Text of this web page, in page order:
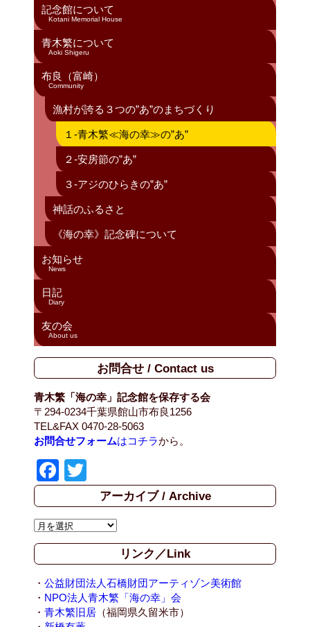
k
記念館について
Kotani Memorial House
青木繁について
Aoki Shigeru
布良（富崎）
Community
漁村が誇る３つの”あ”のまちづくり
１-青木繁≪海の幸≫の”あ”
２-安房節の”あ”
３-アジのひらきの”あ”
神話のふるさと
《海の幸》記念碑について
お知らせ
News
日記
Diary
友の会
About us
お問合せ / Contact us
青木繁「海の幸」記念館を保存する会
〒294-0234千葉県館山市布良1256
TEL&FAX 0470-28-5063
お問合せフォームはコチラから。
F
a
c
e
b
o
o
wi
tt
er
アーカイブ / Archive
ア
イ
ブ
A
リンク／Link
・ 公益財団法人石橋財団アーティゾン美術館
・ NPO法人青木繁「海の幸」会
・ 青木繁旧居 （福岡県久留米市）